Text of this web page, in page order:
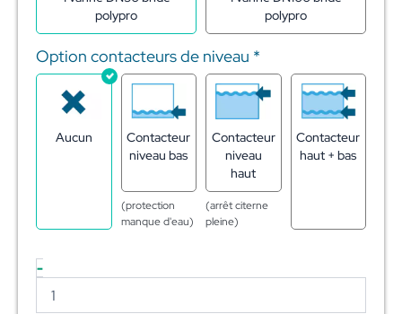
polypro
polypro
Option contacteurs de niveau *
Aucun
Contacteur
niveau bas
(protection
manque d'eau)
Contacteur
niveau
haut
(arrêt citerne
pleine)
Contacteur
haut + bas
-